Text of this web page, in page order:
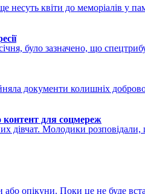
квіти до меморіалів у
було зазначено, що
документи колишніх
контент для соцмереж
дівчат. Молодики
опікуни. Поки це не буде